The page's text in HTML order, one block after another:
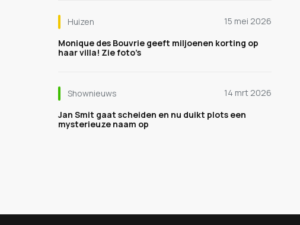
Huizen
15 mei 2026
Monique des Bouvrie geeft miljoenen korting op
haar villa! Zie foto’s
Shownieuws
14 mrt 2026
Jan Smit gaat scheiden en nu duikt plots een
mysterieuze naam op